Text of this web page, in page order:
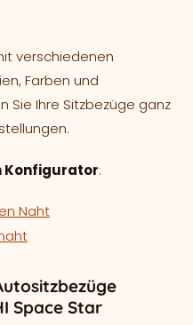
verschiedenen
Farben und
Sie Ihre Sitzbezüge ganz
Konfigurator:
Naht
Space Star